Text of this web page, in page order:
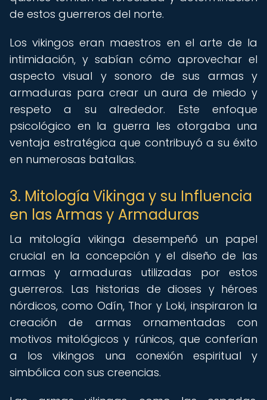
de estos guerreros del norte.
Los vikingos eran maestros en el arte de la
intimidación, y sabían cómo aprovechar el
aspecto visual y sonoro de sus armas y
armaduras para crear un aura de miedo y
respeto a su alrededor. Este enfoque
psicológico en la guerra les otorgaba una
ventaja estratégica que contribuyó a su éxito
en numerosas batallas.
3. Mitología Vikinga y su Influencia
en las Armas y Armaduras
La mitología vikinga desempeñó un papel
crucial en la concepción y el diseño de las
armas y armaduras utilizadas por estos
guerreros. Las historias de dioses y héroes
nórdicos, como Odín, Thor y Loki, inspiraron la
creación de armas ornamentadas con
motivos mitológicos y rúnicos, que conferían
a los vikingos una conexión espiritual y
simbólica con sus creencias.